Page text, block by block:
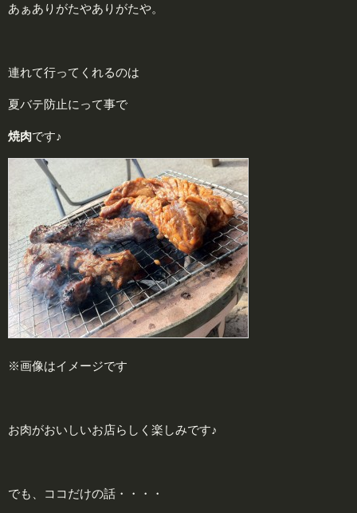
あぁありがたやありがたや。
連れて行ってくれるのは
夏バテ防止にって事で
焼肉です♪
※画像はイメージです
お肉がおいしいお店らしく楽しみです♪
でも、ココだけの話・・・・